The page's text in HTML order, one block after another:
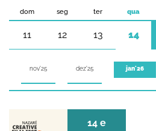
dom seg ter qua
11 12 13 14
nov'25 dez'25 jan'26
14 e